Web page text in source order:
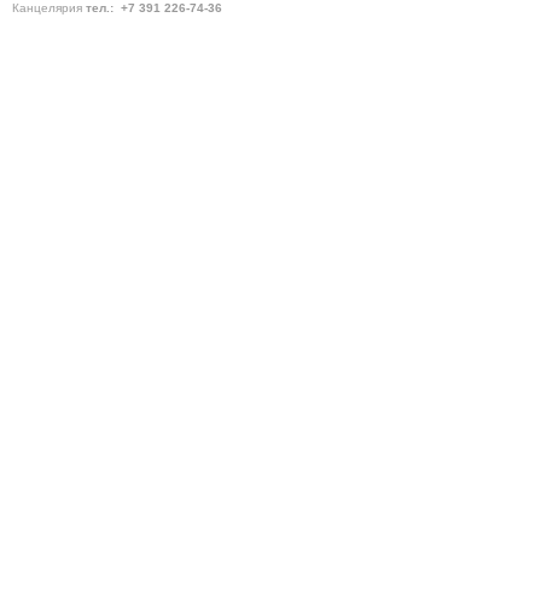
Канцелярия тел.: +7 391 226-74-36